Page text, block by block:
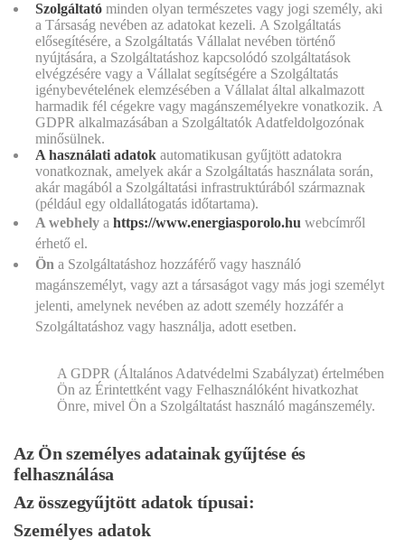
Szolgáltató minden olyan természetes vagy jogi személy, aki
a Társaság nevében az adatokat kezeli. A Szolgáltatás
elősegítésére, a Szolgáltatás Vállalat nevében történő
nyújtására, a Szolgáltatáshoz kapcsolódó szolgáltatások
elvégzésére vagy a Vállalat segítségére a Szolgáltatás
igénybevételének elemzésében a Vállalat által alkalmazott
harmadik fél cégekre vagy magánszemélyekre vonatkozik. A
GDPR alkalmazásában a Szolgáltatók Adatfeldolgozónak
minősülnek.
A használati adatok automatikusan gyűjtött adatokra
vonatkoznak, amelyek akár a Szolgáltatás használata során,
akár magából a Szolgáltatási infrastruktúrából származnak
(például egy oldallátogatás időtartama).
A webhely a https://www.energiasporolo.hu webcímről
érhető el.
Ön a Szolgáltatáshoz hozzáférő vagy használó
magánszemélyt, vagy azt a társaságot vagy más jogi személyt
jelenti, amelynek nevében az adott személy hozzáfér a
Szolgáltatáshoz vagy használja, adott esetben.
A GDPR (Általános Adatvédelmi Szabályzat) értelmében
Ön az Érintettként vagy Felhasználóként hivatkozhat
Önre, mivel Ön a Szolgáltatást használó magánszemély.
Az Ön személyes adatainak gyűjtése és
felhasználása
Az összegyűjtött adatok típusai:
Személyes adatok